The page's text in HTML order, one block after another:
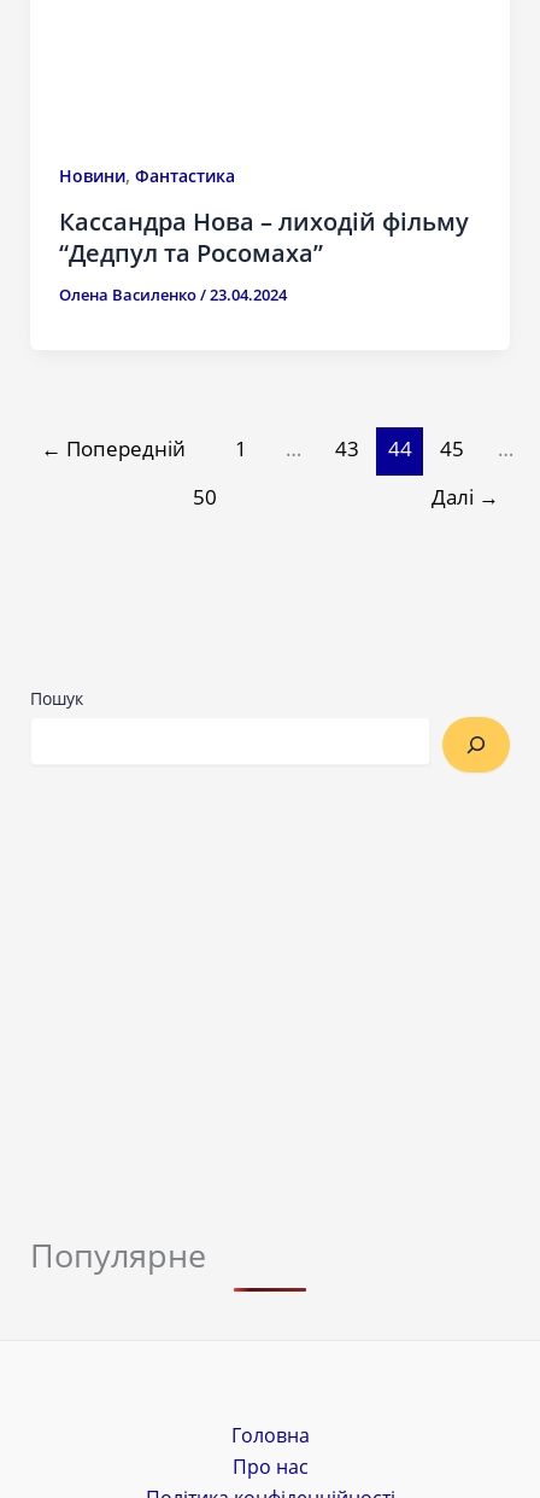
Новини, Фантастика
Кассандра Нова – лиходій фільму
“Дедпул та Росомаха”
Олена Василенко/23.04.2024
← Попередній 1 … 43 44 45
…
50
Далі →
Пошук
Популярне
Головна
Про нас